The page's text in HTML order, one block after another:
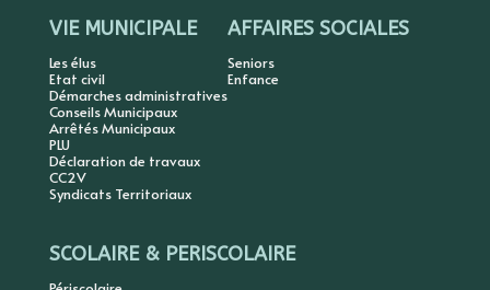
VIE MUNICIPALE
Les élus
Etat civil
Démarches administratives
Conseils Municipaux
Arrêtés Municipaux
PLU
Déclaration de travaux
CC2V
Syndicats Territoriaux
AFFAIRES SOCIALES
Seniors
Enfance
SCOLAIRE & PERISCOLAIRE